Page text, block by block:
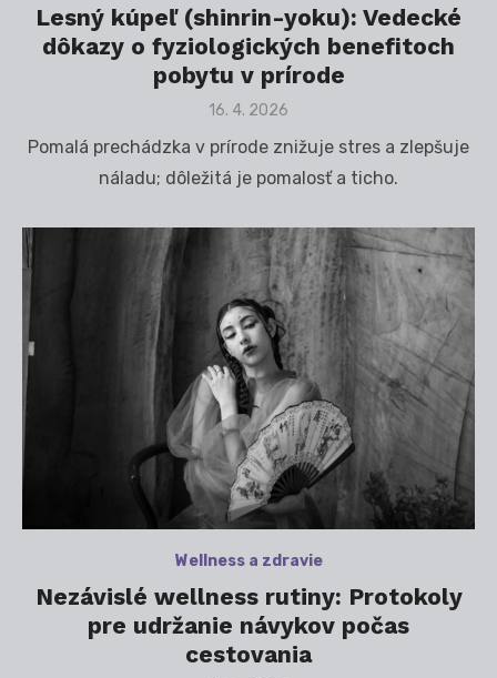
Lesný kúpeľ (shinrin-yoku): Vedecké
dôkazy o fyziologických benefitoch
pobytu v prírode
Posted
16. 4. 2026
Pomalá prechádzka v prírode znižuje stres a zlepšuje
náladu; dôležitá je pomalosť a ticho.
Wellness a zdravie
Nezávislé wellness rutiny: Protokoly
pre udržanie návykov počas
cestovania